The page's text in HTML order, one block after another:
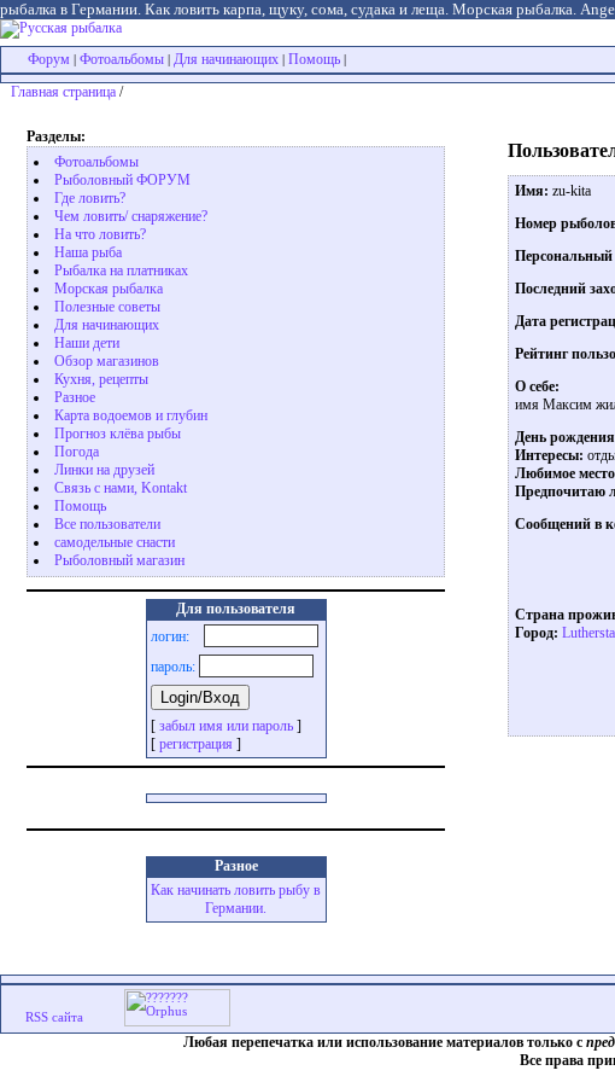
рыбалка в Германии. Как ловить карпа, щуку, сома, судака и леща. Морская рыбалка.
Форум
Фотоальбомы Для начинающих Помощь
Главная страница /
Разделы:
Фотоальбомы
Рыболовный ФОРУМ
Где ловить?
Чем ловить/ снаряжение?
На что ловить?
Наша рыба
Рыбалка на платниках
Морская рыбалка
Полезные советы
Для начинающих
Наши дети
Обзор магазинов
Кухня, рецепты
Разное
Карта водоемов и глубин
Прогноз клёва рыбы
Погода
Линки на друзей
Связь с нами, Kontakt
Помощь
Все пользователи
самодельные снасти
Рыболовный магазин
Для пользователя
логин:
пароль:
[ забыл имя или пароль]
[ регистрация ]
Разное
Как начинать ловить рыбу в
Германии.
Имя: zu-kita
Номер
Персональный
Последний
Дата
Рейтинг
О себе:
имя Максим жил
День
Интересы:
Любимое
Предпочитаю
Сообщений в
Страна
Город:
Любая перепечатка или использование материалов только с
Все права